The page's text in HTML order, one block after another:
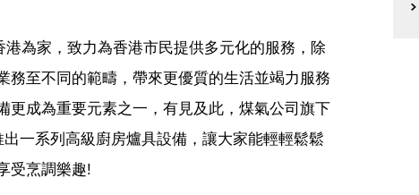
為家，致力為香港市民提供多元化的服務，除
務至不同的範疇，帶來更優質的生活並竭力服務
更成為重要元素之一，有見及此，煤氣公司旗下
一系列高級廚房爐具設備，讓大家能輕輕鬆鬆
受烹調樂趣!